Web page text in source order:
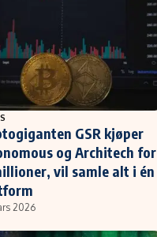
GSR kjøper
og Architech for
vil samle alt i én
2026